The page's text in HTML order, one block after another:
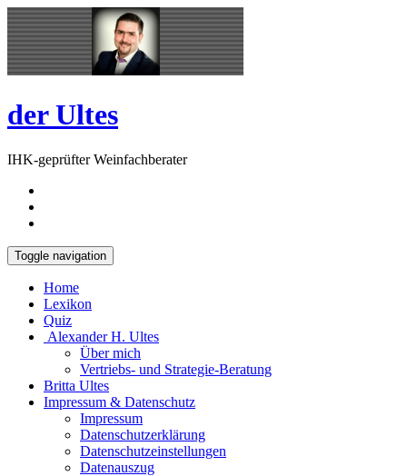
Skip
to
content
Open
Sidebar
der Ultes
IHK-geprüfter Weinfachberater
Toggle navigation
Home
Lexikon
Quiz
Alexander H. Ultes
Über mich
Vertriebs- und Strategie-Beratung
Britta Ultes
Impressum & Datenschutz
Impressum
Datenschutzerklärung
Datenschutzeinstellungen
Datenauszug